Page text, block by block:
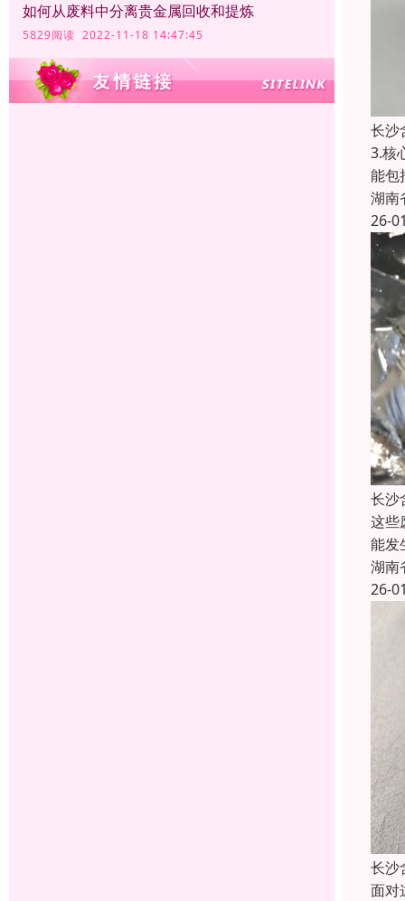
如何从废料中分离贵金属回收和提炼
5829阅读 2022-11-18 14:47:45
长沙
3.核
能包
湖南
26-
长沙
这些
能发
湖南
26-
长沙
面对